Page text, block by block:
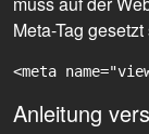
Meta-Tag gesetzt
<meta
Anleitung